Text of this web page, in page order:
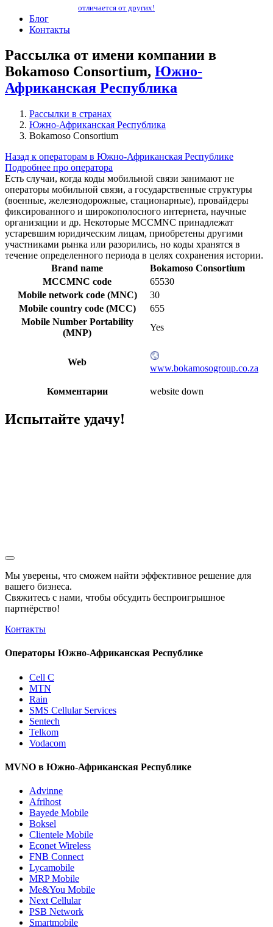
отличается от других!
Блог
Контакты
Рассылка от имени компании в
Bokamoso Consortium, Южно-
Африканская Республика
Рассылки в странах
Южно-Африканская Республика
Bokamoso Consortium
Назад к операторам в Южно-Африканская Республике
Подробнее про оператора
Есть случаи, когда коды мобильной связи занимают не
операторы мобильной связи, а государственные структуры
(военные, железнодорожные, стационарные), провайдеры
фиксированного и широкополосного интернета, научные
организации и др. Некоторые MCCMNC принадлежат
устаревшим юридическим лицам, приобретены другими
участниками рынка или разорились, но коды хранятся в
течение определенного периода в целях сохранения истории.
Brand name
Bokamoso Consortium
MCCMNC code
65530
Mobile network code (MNC)
30
Mobile country code (MCC)
655
Mobile Number Portability
(MNP)
Yes
Web
www.bokamosogroup.co.za
Комментарии website down
Испытайте удачу!
Мы уверены, что сможем найти эффективное решение для
вашего бизнеса.
Свяжитесь с нами, чтобы обсудить беспроигрышное
партнёрство!
Контакты
Операторы Южно-Африканская Республике
Cell C
MTN
Rain
SMS Cellular Services
Sentech
Telkom
Vodacom
MVNO в Южно-Африканская Республике
Advinne
Afrihost
Bayede Mobile
Boksel
Clientele Mobile
Econet Wireless
FNB Connect
Lycamobile
MRP Mobile
Me&You Mobile
Next Cellular
PSB Network
Smartmobile